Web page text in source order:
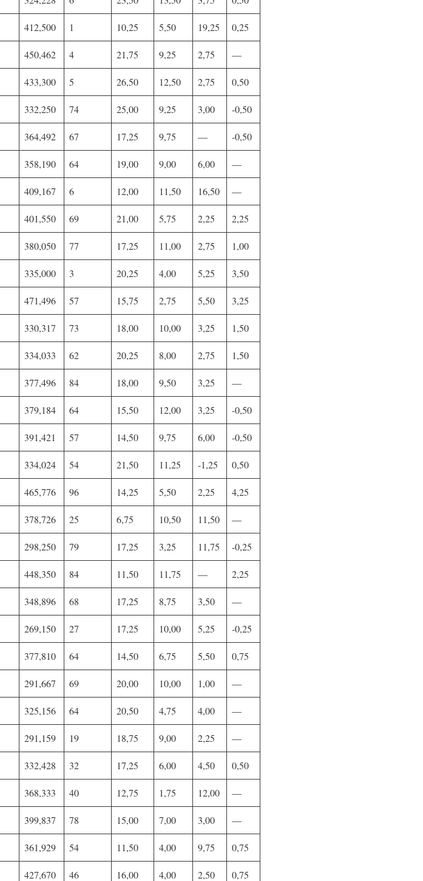
412,500 1 10,25 5,50 19,25 0,25
450,462 4 21,75 9,25 2,75 —
433,300 5 26,50 12,50 2,75 0,50
332,250 74 25,00 9,25 3,00 -0,50
364,492 67 17,25 9,75 — -0,50
358,190 64 19,00 9,00 6,00 —
409,167 6 12,00 11,50 16,50 —
401,550 69 21,00 5,75 2,25 2,25
380,050 77 17,25 11,00 2,75 1,00
335,000 3 20,25 4,00 5,25 3,50
471,496 57 15,75 2,75 5,50 3,25
330,317 73 18,00 10,00 3,25 1,50
334,033 62 20,25 8,00 2,75 1,50
377,496 84 18,00 9,50 3,25 —
379,184 64 15,50 12,00 3,25 -0,50
391,421 57 14,50 9,75 6,00 -0,50
334,024 54 21,50 11,25 -1,25 0,50
465,776 96 14,25 5,50 2,25 4,25
378,726 25 6,75 10,50 11,50 —
298,250 79 17,25 3,25 11,75 -0,25
448,350 84 11,50 11,75 — 2,25
348,896 68 17,25 8,75 3,50 —
269,150 27 17,25 10,00 5,25 -0,25
377,810 64 14,50 6,75 5,50 0,75
291,667 69 20,00 10,00 1,00 —
325,156 64 20,50 4,75 4,00 —
291,159 19 18,75 9,00 2,25 —
332,428 32 17,25 6,00 4,50 0,50
368,333 40 12,75 1,75 12,00 —
399,837 78 15,00 7,00 3,00 —
361,929 54 11,50 4,00 9,75 0,75
427,670 46 16,00 4,00 2,50 0,75